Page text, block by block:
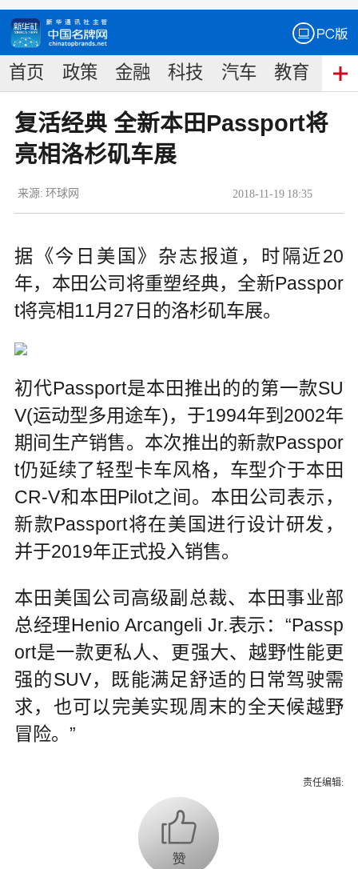
首页 政策 金融 科技 汽车 教育 食
复活经典 全新本田Passport将
亮相洛杉矶车展
2018-11-19 18:35
来源: 环球网
据《今日美国》杂志报道，时隔近20
年，本田公司将重塑经典，全新Passpor
t将亮相11月27日的洛杉矶车展。
初代Passport是本田推出的的第一款SU
V(运动型多用途车)，于1994年到2002年
期间生产销售。本次推出的新款Passpor
t仍延续了轻型卡车风格，车型介于本田
CR-V和本田Pilot之间。本田公司表示，
新款Passport将在美国进行设计研发，
并于2019年正式投入销售。
本田美国公司高级副总裁、本田事业部
总经理Henio Arcangeli Jr.表示：“Passp
ort是一款更私人、更强大、越野性能更
强的SUV，既能满足舒适的日常驾驶需
求，也可以完美实现周末的全天候越野
冒险。”
责任编辑: